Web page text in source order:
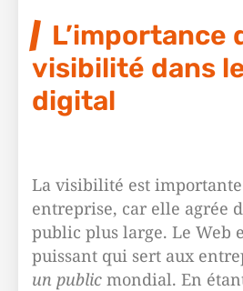
L’importance
visibilité dans
digital
La visibilité est
entreprise, car elle agrée
public plus large. Le Web
puissant qui sert aux
un public mondial. En